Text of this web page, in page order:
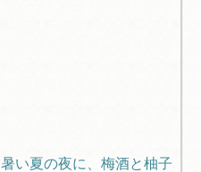
暑い夏の夜に、梅酒と柚子